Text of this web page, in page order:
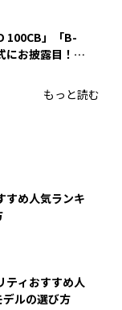
100CB」「B-
にお披露目！
もっと読む
すめ人気ランキ
ティおすすめ人
ルの選び方